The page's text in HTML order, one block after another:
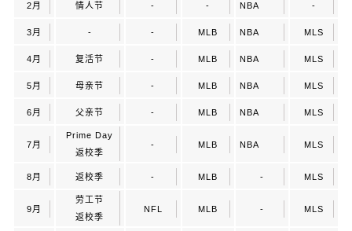
2月 情人节 - - NBA -
3月 - - MLB NBA MLS
4月 复活节 - MLB NBA MLS
5月 母亲节 - MLB NBA MLS
6月 父亲节 - MLB NBA MLS
7月
Prime Day
返校季
- MLB NBA MLS
8月 返校季 - MLB - MLS
9月
劳工节
返校季
NFL MLB - MLS